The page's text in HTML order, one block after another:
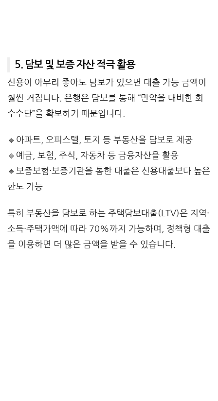
5. 담보 및 보증 자산 적극 활용
신용이 아무리 좋아도 담보가 있으면 대출 가능 금액이
훨씬 커집니다. 은행은 담보를 통해 “만약을 대비한 회
수수단”을 확보하기 때문입니다.
🔹아파트, 오피스텔, 토지 등 부동산을 담보로 제공
🔹예금, 보험, 주식, 자동차 등 금융자산을 활용
🔹보증보험·보증기관을 통한 대출은 신용대출보다 높은
한도 가능
특히 부동산을 담보로 하는 주택담보대출(LTV)은 지역·
소득·주택가액에 따라 70%까지 가능하며, 정책형 대출
을 이용하면 더 많은 금액을 받을 수 있습니다.